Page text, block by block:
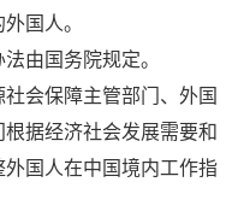
国人。
由国务院规定。
会保障主管部门、外国
据经济社会发展需要和
国人在中国境内工作指